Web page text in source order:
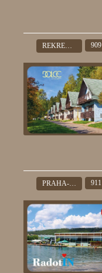
REKREAKČNÍ AREÁL DOLCE 909
PRAHA-RADOTÍN 911